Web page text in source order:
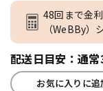
48回まで金
（WeBBy）
配送日目安：通
お気に入りに追